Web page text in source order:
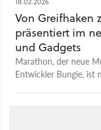
Von Greifhaken
präsentiert im
und Gadgets
Marathon, der neue
Entwickler Bungie, ist
Mit der Warnung